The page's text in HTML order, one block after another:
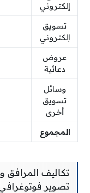
إلكتروني
تسويق
إلكتروني
عروض
دعائية
وسائل
تسويق
أخرى
المجموع
تكاليف المرافق
تصوير